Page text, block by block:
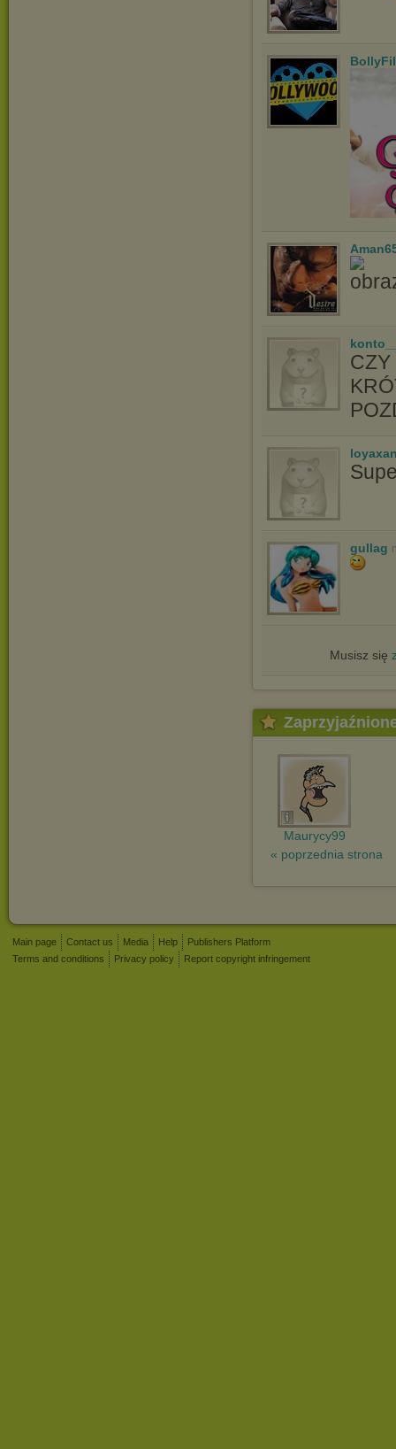
CZY
gullag
Musisz się
Maurycy99
« poprzednia strona
Main page Contact us Media Help
Publishers Platform
Terms and conditions
Privacy policy Report copyright infringement